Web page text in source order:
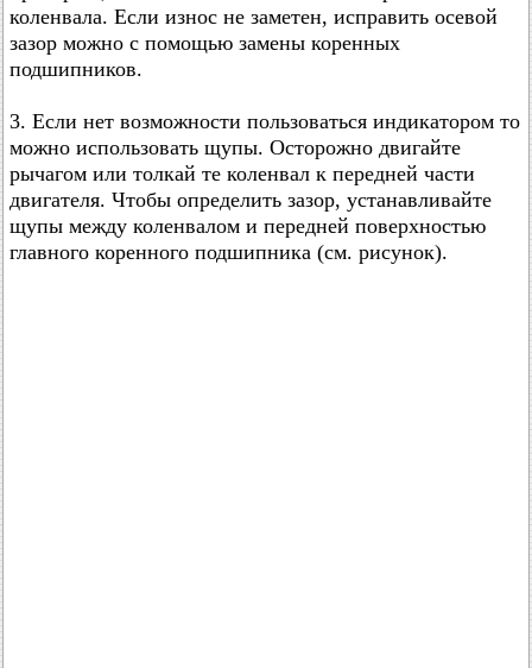
коленвала. Если износ не заметен, исправить осевой
зазор можно с помощью замены коренных
подшипников.
3. Если нет возможности пользоваться индикатором то
можно использовать щупы. Осторожно двигайте
рычагом или толкай те коленвал к передней части
двигателя. Чтобы определить зазор, устанавливайте
щупы между коленвалом и передней поверхностью
главного коренного подшипника (см. рисунок).